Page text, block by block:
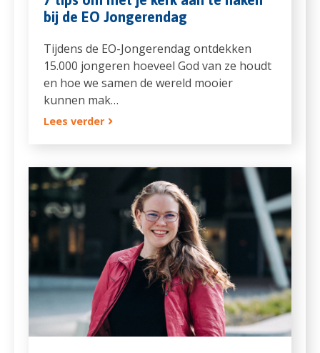
bij de EO Jongerendag
Tijdens de EO-Jongerendag ontdekken
15.000 jongeren hoeveel God van ze houdt
en hoe we samen de wereld mooier
kunnen mak…
Lees verder